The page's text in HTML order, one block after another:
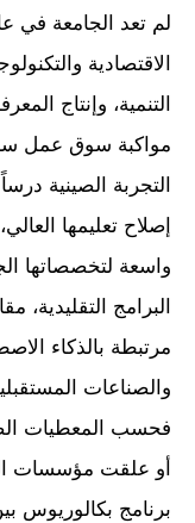
لم تعد الجامعة في
الاقتصادية
التنمية، وإنتاج
مواكبة سوق عمل
التجربة الصينية
إصلاح تعليمها
واسعة لتخصصاتها
البرامج
مرتبطة بالذكاء
والصناعات
فحسب المعطيات